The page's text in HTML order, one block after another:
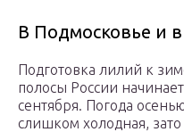
В Подмосковье и
Подготовка лилий к
полосы России
сентября. Погода
слишком холодная,